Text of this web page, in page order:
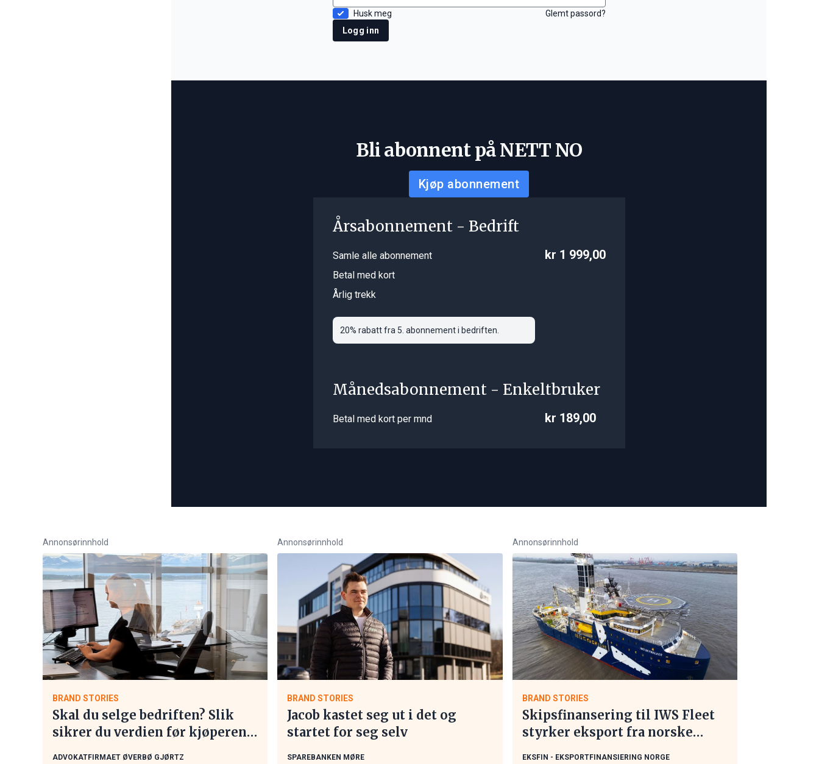
Husk meg
Glemt passord?
Logg inn
Bli abonnent på NETT NO
Kjøp abonnement
Årsabonnement - Bedrift
Samle alle abonnement
Betal med kort
Årlig trekk
20% rabatt fra 5. abonnement i bedriften.
kr 1 999,00
Månedsabonnement - Enkeltbruker
Betal med kort per mnd kr 189,00
Annonsørinnhold
BRAND STORIES
Skal du selge bedriften? Slik
sikrer du verdien før kjøperen
ADVOKATFIRMAET ØVERBØ GJØRTZ
Annonsørinnhold
BRAND STORIES
Jacob kastet seg ut i det og
startet for seg selv
SPAREBANKEN MØRE
Annonsørinnhold
BRAND STORIES
Skipsfinansering til IWS Fleet
styrker eksport fra norske
EKSFIN - EKSPORTFINANSIERING NORGE